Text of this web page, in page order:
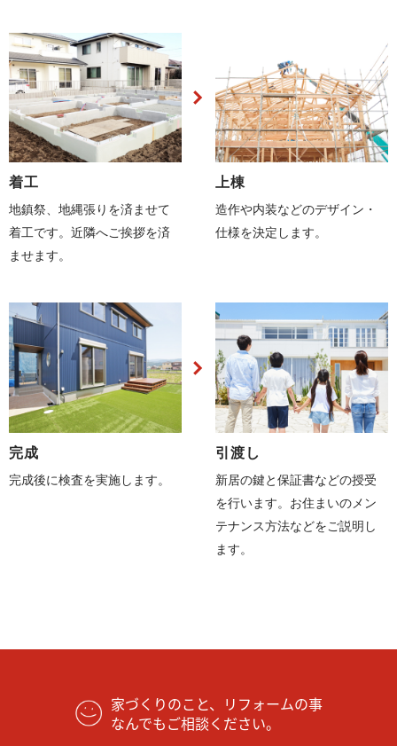
着工
地鎮祭、地縄張りを済ませて
着工です。近隣へご挨拶を済
ませます。
上棟
造作や内装などのデザイン・
仕様を決定します。
完成
完成後に検査を実施します。
引渡し
新居の鍵と保証書などの授受
を行います。お住まいのメン
テナンス方法などをご説明し
ます。
家づくりのこと、リフォームの事
なんでもご相談ください。